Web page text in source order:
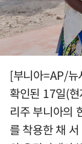
[부니아=AP/뉴
확인된 17일(
리주 부니아의
를 착용한 채